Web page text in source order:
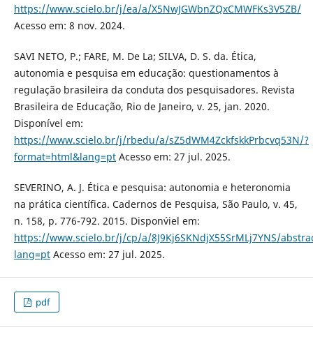
https://www.scielo.br/j/ea/a/X5NwJGWbnZQxCMWFKs3V5ZB/
Acesso em: 8 nov. 2024.
SAVI NETO, P.; FARE, M. De La; SILVA, D. S. da. Ética,
autonomia e pesquisa em educação: questionamentos à
regulação brasileira da conduta dos pesquisadores. Revista
Brasileira de Educação, Rio de Janeiro, v. 25, jan. 2020.
Disponível em:
https://www.scielo.br/j/rbedu/a/sZ5dWM4ZckfskkPrbcvq53N/?
format=html&lang=ptAcesso em: 27 jul. 2025.
SEVERINO, A. J. Ética e pesquisa: autonomia e heteronomia
na prática científica. Cadernos de Pesquisa, São Paulo, v. 45,
n. 158, p. 776-792. 2015. Dispon´viel em:
https://www.scielo.br/j/cp/a/8J9Kj6SKNdjX55SrMLj7YNS/
lang=ptAcesso em: 27 jul. 2025.
pdf